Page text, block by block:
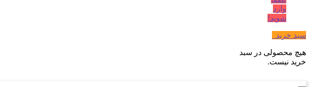
وارد
شوید!
سبد خرید
هیچ محصولی در سبد
خرید نیست.